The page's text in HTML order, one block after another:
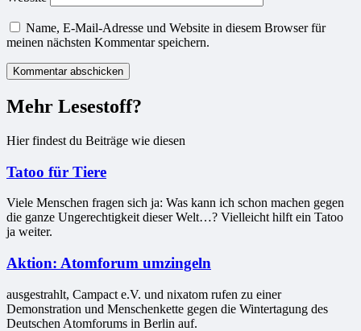
Name, E-Mail-Adresse und Website in diesem Browser für
meinen nächsten Kommentar speichern.
Mehr Lesestoff?
Hier findest du Beiträge wie diesen
Tatoo für Tiere
Viele Menschen fragen sich ja: Was kann ich schon machen gegen
die ganze Ungerechtigkeit dieser Welt…? Vielleicht hilft ein Tatoo
ja weiter.
Aktion: Atomforum umzingeln
ausgestrahlt, Campact e.V. und nixatom rufen zu einer
Demonstration und Menschenkette gegen die Wintertagung des
Deutschen Atomforums in Berlin auf.